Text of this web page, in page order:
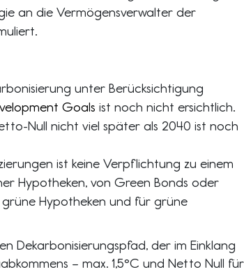
an die Vermögensverwalter der
unter Berücksichtigung
Goals ist noch nicht ersichtlich.
Null nicht viel später als 2040 ist noch
ist keine Verpflichtung zu einem
Hypotheken, von Green Bonds oder
Hypotheken und für grüne
Dekarbonisierungspfad, der im Einklang
– max. 1,5°C und Netto Null für